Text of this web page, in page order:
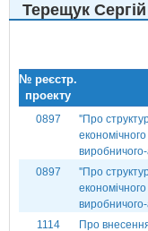
Терещук
№ реєстр.
проекту
0897
''Про
0897
''Про
1114
Про